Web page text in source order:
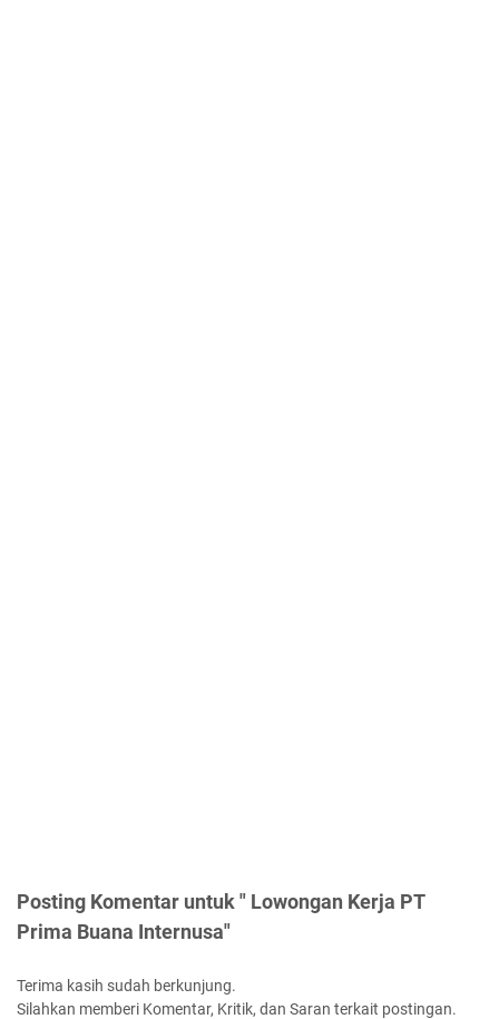
Posting Komentar untuk " Lowongan Kerja PT
Prima Buana Internusa"
Terima kasih sudah berkunjung.
Silahkan memberi Komentar, Kritik, dan Saran terkait postingan.